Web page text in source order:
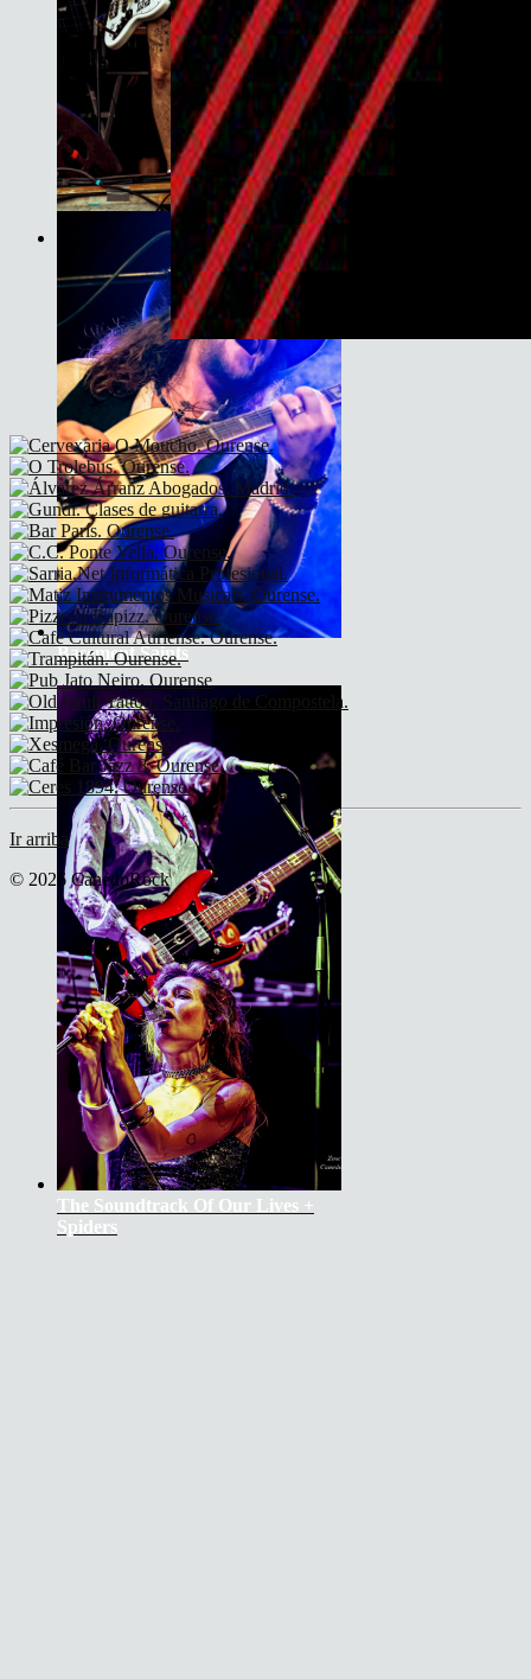
Son do Camiño
Basement Saints
The Soundtrack Of Our Lives +
Spiders
Ir arriba
© 2026 CanedoRock